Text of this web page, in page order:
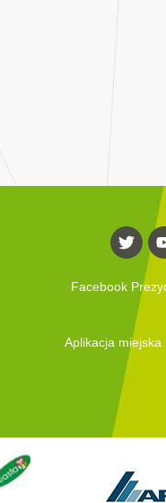
Facebook
Aplikacja miejska